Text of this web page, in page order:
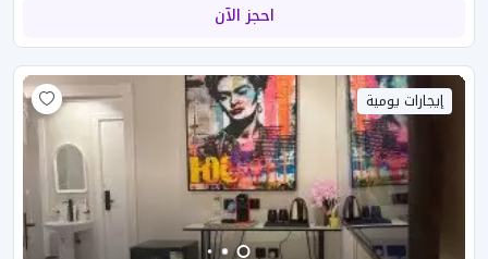
احجز الآن
إيجارات يومية